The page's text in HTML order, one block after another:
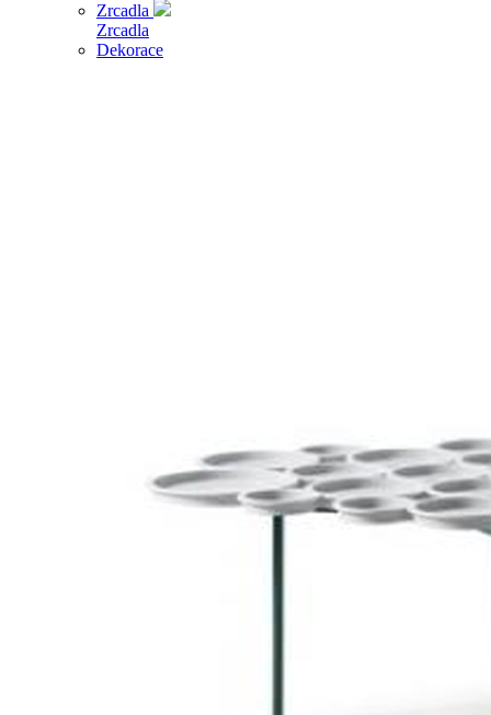
Zrcadla
Zrcadla
Dekorace